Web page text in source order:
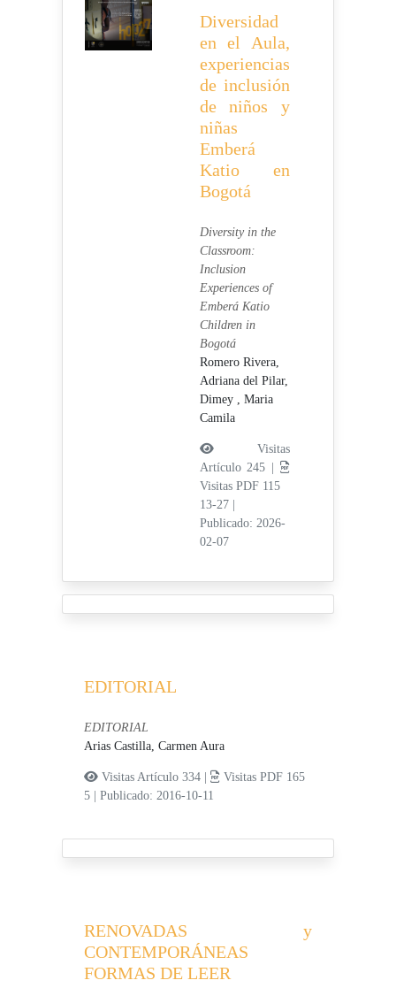
Diversidad
en el Aula,
experiencias
de inclusión
de niños y
niñas
Emberá
Katio en
Bogotá
Diversity in the
Classroom:
Inclusion
Experiences of
Emberá Katio
Children in
Bogotá
Romero Rivera,
Adriana del Pilar,
Dimey , Maria
Camila
Visitas
Artículo 245 |
Visitas PDF 115
13-27
Publicado: 2026-
02-07
EDITORIAL
EDITORIAL
Arias Castilla, Carmen Aura
Visitas Artículo 334 |
Visitas PDF 165
5
|Publicado: 2016-10-11
RENOVADAS y
CONTEMPORÁNEAS
FORMAS DE LEER